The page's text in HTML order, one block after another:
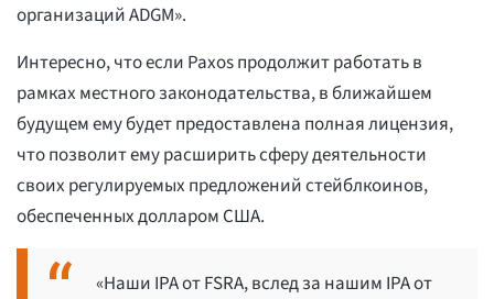
организаций ADGM».
Интересно, что если Paxos продолжит работать в
рамках местного законодательства, в ближайшем
будущем ему будет предоставлена полная лицензия,
что позволит ему расширить сферу деятельности
своих регулируемых предложений стейблкоинов,
обеспеченных долларом США.
«Наши IPA от FSRA, вслед за нашим IPA от